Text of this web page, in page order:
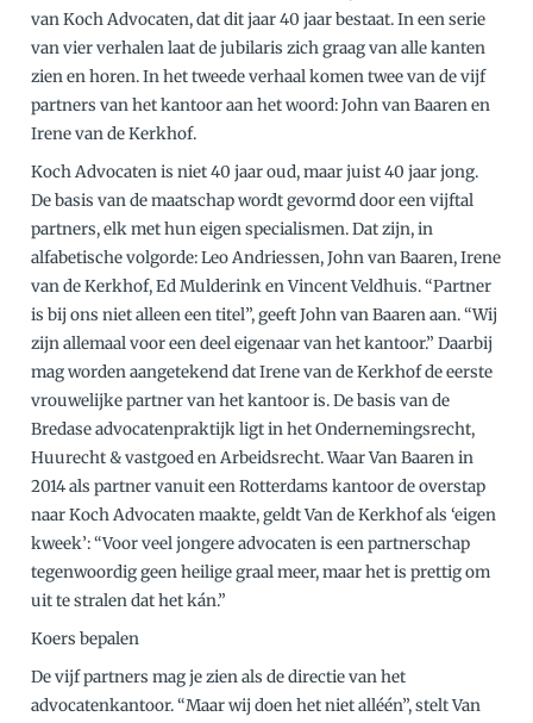
van Koch Advocaten, dat dit jaar 40 jaar bestaat. In een serie
van vier verhalen laat de jubilaris zich graag van alle kanten
zien en horen. In het tweede verhaal komen twee van de vijf
partners van het kantoor aan het woord: John van Baaren en
Irene van de Kerkhof.
Koch Advocaten is niet 40 jaar oud, maar juist 40 jaar jong.
De basis van de maatschap wordt gevormd door een vijftal
partners, elk met hun eigen specialismen. Dat zijn, in
alfabetische volgorde: Leo Andriessen, John van Baaren, Irene
van de Kerkhof, Ed Mulderink en Vincent Veldhuis. “Partner
is bij ons niet alleen een titel”, geeft John van Baaren aan. “Wij
zijn allemaal voor een deel eigenaar van het kantoor.” Daarbij
mag worden aangetekend dat Irene van de Kerkhof de eerste
vrouwelijke partner van het kantoor is. De basis van de
Bredase advocatenpraktijk ligt in het Ondernemingsrecht,
Huurecht & vastgoed en Arbeidsrecht. Waar Van Baaren in
2014 als partner vanuit een Rotterdams kantoor de overstap
naar Koch Advocaten maakte, geldt Van de Kerkhof als ‘eigen
kweek’: “Voor veel jongere advocaten is een partnerschap
tegenwoordig geen heilige graal meer, maar het is prettig om
uit te stralen dat het kán.”
Koers bepalen
De vijf partners mag je zien als de directie van het
advocatenkantoor. “Maar wij doen het niet alléén”, stelt Van